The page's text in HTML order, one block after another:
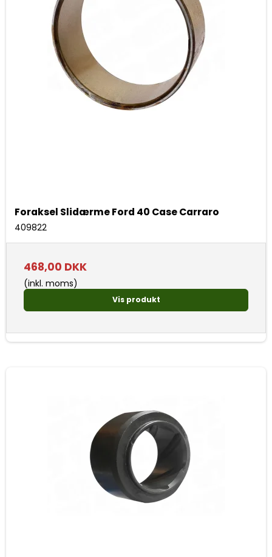
Foraksel Slidærme Ford 40 Case Carraro
409822
468,00 DKK
(inkl. moms)
Vis produkt